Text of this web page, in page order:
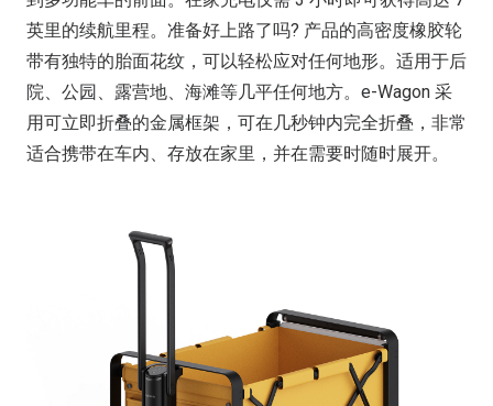
英里的续航里程。准备好上路了吗? 产品的高密度橡胶轮
带有独特的胎面花纹，可以轻松应对任何地形。适用于后
院、公园、露营地、海滩等几平任何地方。e-Wagon 采
用可立即折叠的金属框架，可在几秒钟内完全折叠，非常
适合携带在车内、存放在家里，并在需要时随时展开。